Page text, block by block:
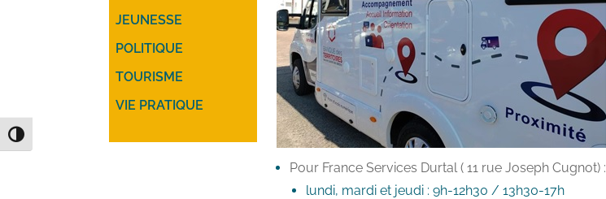
Passer en contraste élevé
JEUNESSE
POLITIQUE
TOURISME
VIE PRATIQUE
Pour France Services Durtal ( 11 rue Joseph Cugnot) :
lundi, mardi et jeudi : 9h-12h30 / 13h30-17h